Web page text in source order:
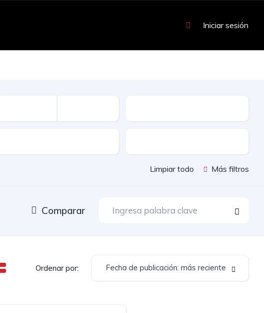
Iniciar sesión
Limpiar todo Más filtros
Comparar
Ordenar por: Fecha de publicación: más reciente